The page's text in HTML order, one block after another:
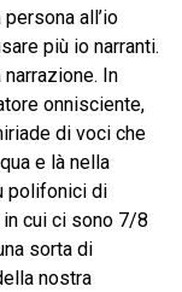
all’io
più io narranti.
In
onnisciente,
di voci che
e là nella
polifonici di
in cui ci sono 7/8
sorta di
nostra